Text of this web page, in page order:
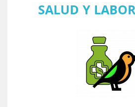
SALUD Y